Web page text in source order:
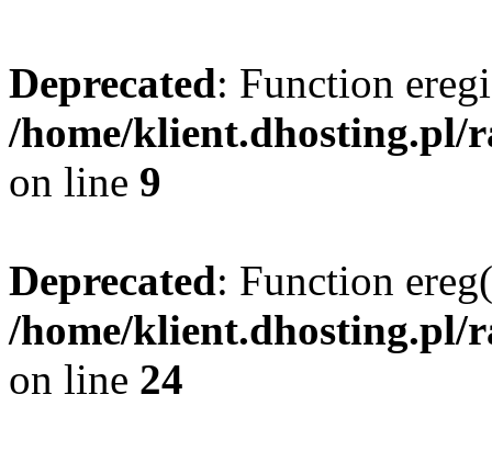
Deprecated: Function
/home/klient.dhosting.pl/
on line 9
Deprecated: Function
/home/klient.dhosting.pl/
on line 24